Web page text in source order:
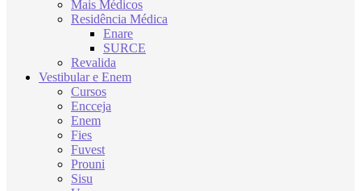
Mais Médicos
Residência Médica
Enare
SURCE
Revalida
Vestibular e Enem
Cursos
Encceja
Enem
Fies
Fuvest
Prouni
Sisu